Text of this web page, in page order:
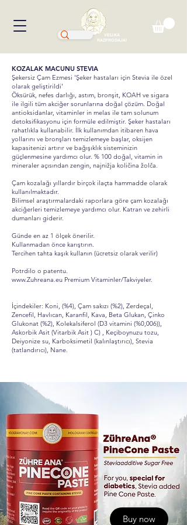
VELIKA
RAZPRODAJA!
KOZALAK MACUNU STEVIA
Şekersiz Çam Ezmesi 'Şeker hastaları için Stevia ile özel
olarak geliştirildi'
Öksürük, nefes darlığı, astım, bronşit, KOAH ve sigara
ile ilgili tüm akciğer sorunlarına doğal çözüm. Doğal
antioksidanlar, vitaminler in melas ile tam solunum
detoksifikasyonu için formüle edilmiştir. Şeker hastaları
rahatlıkla kullanabilir. İlk kullanımdan itibaren hava
yollarını ve bronşları temizlemeye başlar, oksijen
kapasitenizi artırır ve bağışıklık sisteminizin
güçlenmesine yardımcı olur. % 100 doğal, vitamin in
mineraler açısından zengin, najnižja količina žolča.
Çam kozalağı yıllardır birçok ilaçta hammadde olarak
kullanılmaktadır.
Bilimsel araştırmalardaki raporlara göre çam kozalağı
akciğerleri temizlemeye yardımcı olur. Katran ve zehirli
dumanları giderir.
Günde en az 1 ölçek önerilir.
Kullanmadan önce karıştırın.
Tercihen tahta kaşık kullanın (ücretsiz olarak verilir)
Potrdilo o patentu.
www.Zuhreana.eu Premium Vitaminler/Takviyeler.
İçindekiler: Koni, (%4), Çam sakızı (%2), Zerdeçal,
Zencefil, Havlıcan, Karanfil, Kava, Beta Glukan, Çinko
Glukonat (%2), Kolekalsiferol (D3 vitamini (%0,006)),
Askorbik Asit (Vitarbik Asit ) C) , Keçiboynuzu tozu,
Deiyonize su, Karboksimetil (kalınlaştırıcı), Stevia
(tatlandırıcı), Nane.
Buy now